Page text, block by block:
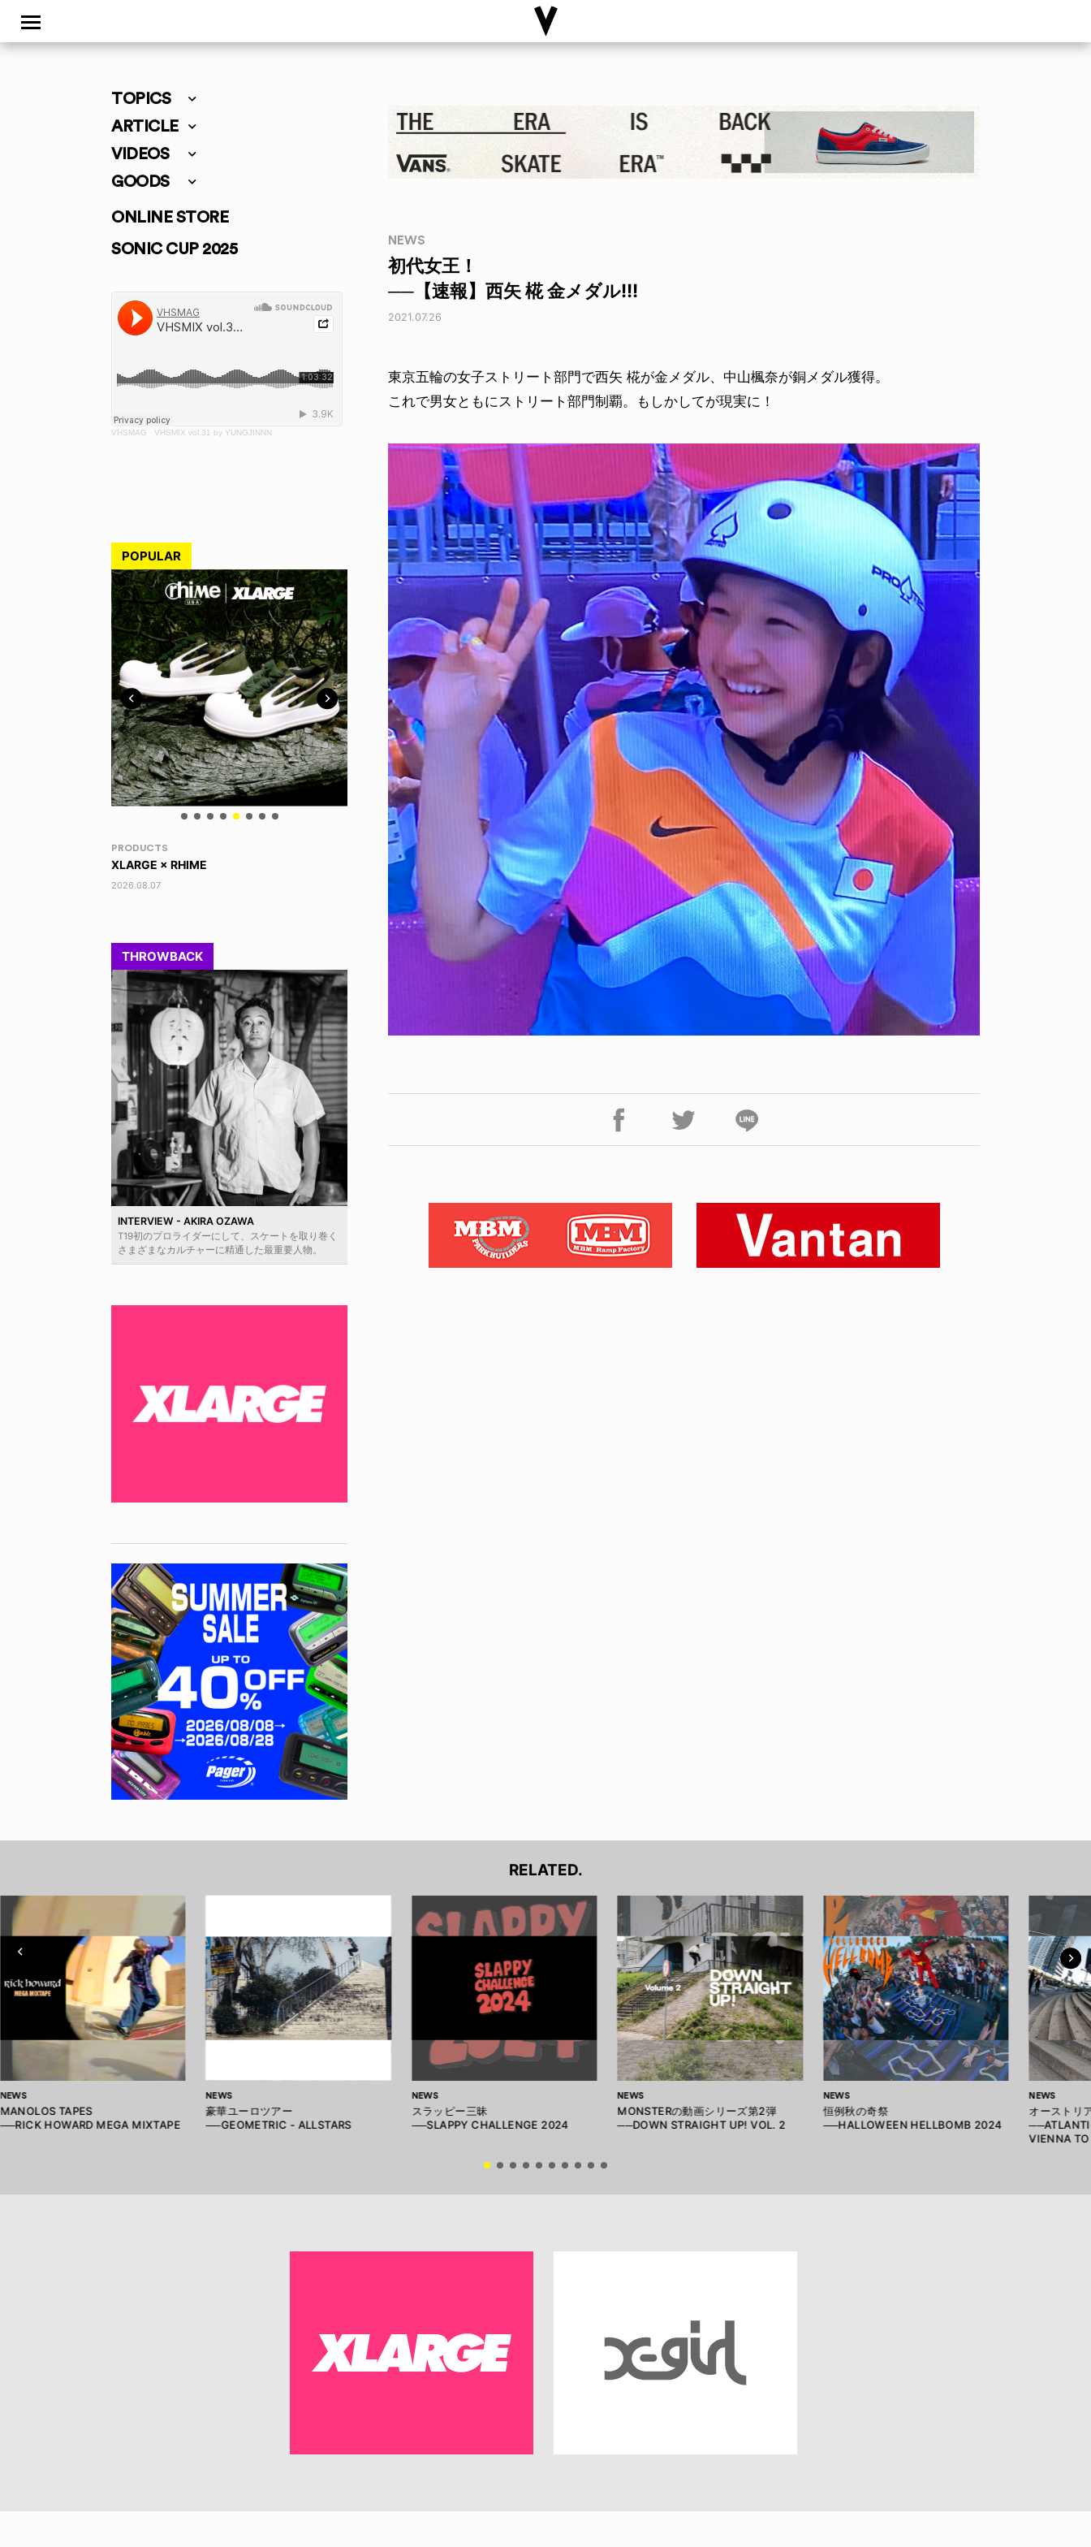
TOPICS
ARTICLE
VIDEOS
GOODS
ONLINE STORE
SONIC CUP 2025
VHSMAG · VHSMIX vol.31 by YUNGJINNN
POPULAR
NEWS
TOBY RYAN - PRO FOR REAL
2026.08.08
VOICE OF FREEDOM
AKIRA OZAWA / 尾澤 彰
2021.09.02
RANDOM
DINOSAUR JR.
ID
IZURU NAGAHARA / 永原依弦
2026.08.05
THROWBACK
INTERVIEW - AKIRA OZAWA
T19初のプロライダーにして、スケートを取り巻く
さまざまなカルチャーに精通した最重要人物。
NEWS
初代女王！
──【速報】西矢 椛 金メダル!!!
2021.07.26
東京五輪の女子ストリート部門で西矢 椛が金メダル、中山楓奈が銅メダル獲得。
これで男女ともにストリート部門制覇。もしかしてが現実に！
RELATED.
NEWS
MANOLOS TAPES
──RICK HOWARD MEGA MIXTAPE
NEWS
豪華ユーロツアー
──GEOMETRIC - ALLSTARS
NEWS
スラッピー三昧
──SLAPPY CHALLENGE 2024
NEWS
MONSTERの動画シリーズ第2弾
──DOWN STRAIGHT UP! VOL. 2
NEWS
恒例秋の奇祭
──HALLOWEEN HELLBOMB 2024
NEWS
オーストリ
VIENNA